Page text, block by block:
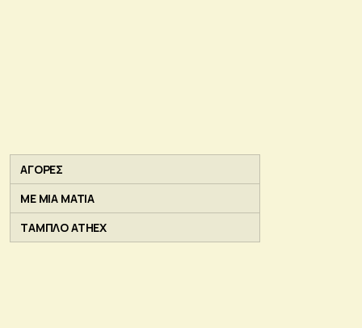
ΑΓΟΡΕΣ
ΜΕ ΜΙΑ ΜΑΤΙΑ
ΤΑΜΠΛΟ ATHEX